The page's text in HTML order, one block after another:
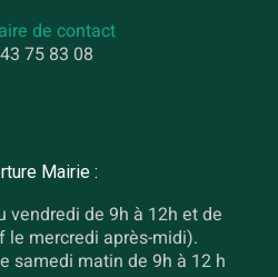
de contact
75 83 08
Mairie :
vendredi de 9h à 12h et de
le mercredi après-midi).
samedi matin de 9h à 12 h